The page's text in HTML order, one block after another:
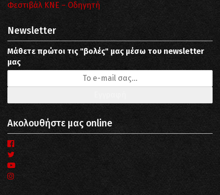
Φεστιβάλ ΚΝΕ – Οδηγητή
Newsletter
Μάθετε πρώτοι τις "βολές" μας μέσω του newsletter
μας
Ακολουθήστε μας online